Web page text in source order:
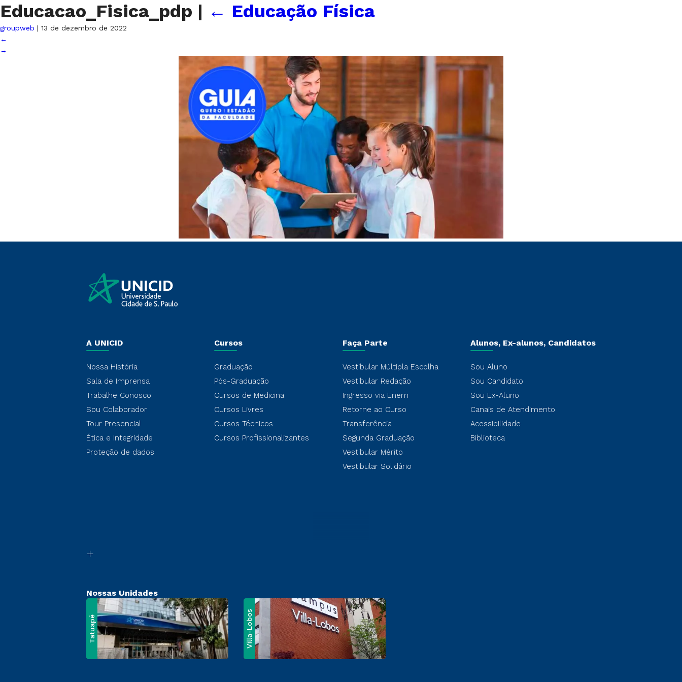
Educacao_Fisica_pdp | ← Educação Física
groupweb | 13 de dezembro de 2022
←
→
A UNICID
Nossa História
Sala de Imprensa
Trabalhe Conosco
Sou Colaborador
Tour Presencial
Ética e Integridade
Proteção de dados
Cursos
Graduação
Pós-Graduação
Cursos de Medicina
Cursos Livres
Cursos Técnicos
Cursos Profissionalizantes
Faça Parte
Vestibular Múltipla Escolha
Vestibular Redação
Ingresso via Enem
Retorne ao Curso
Transferência
Segunda Graduação
Vestibular Mérito
Vestibular Solidário
Alunos, Ex-alunos, Candidatos
Sou Aluno
Sou Candidato
Sou Ex-Aluno
Canais de Atendimento
Acessibilidade
Biblioteca
Nossas Unidades
Tatuapé Villa-Lobos